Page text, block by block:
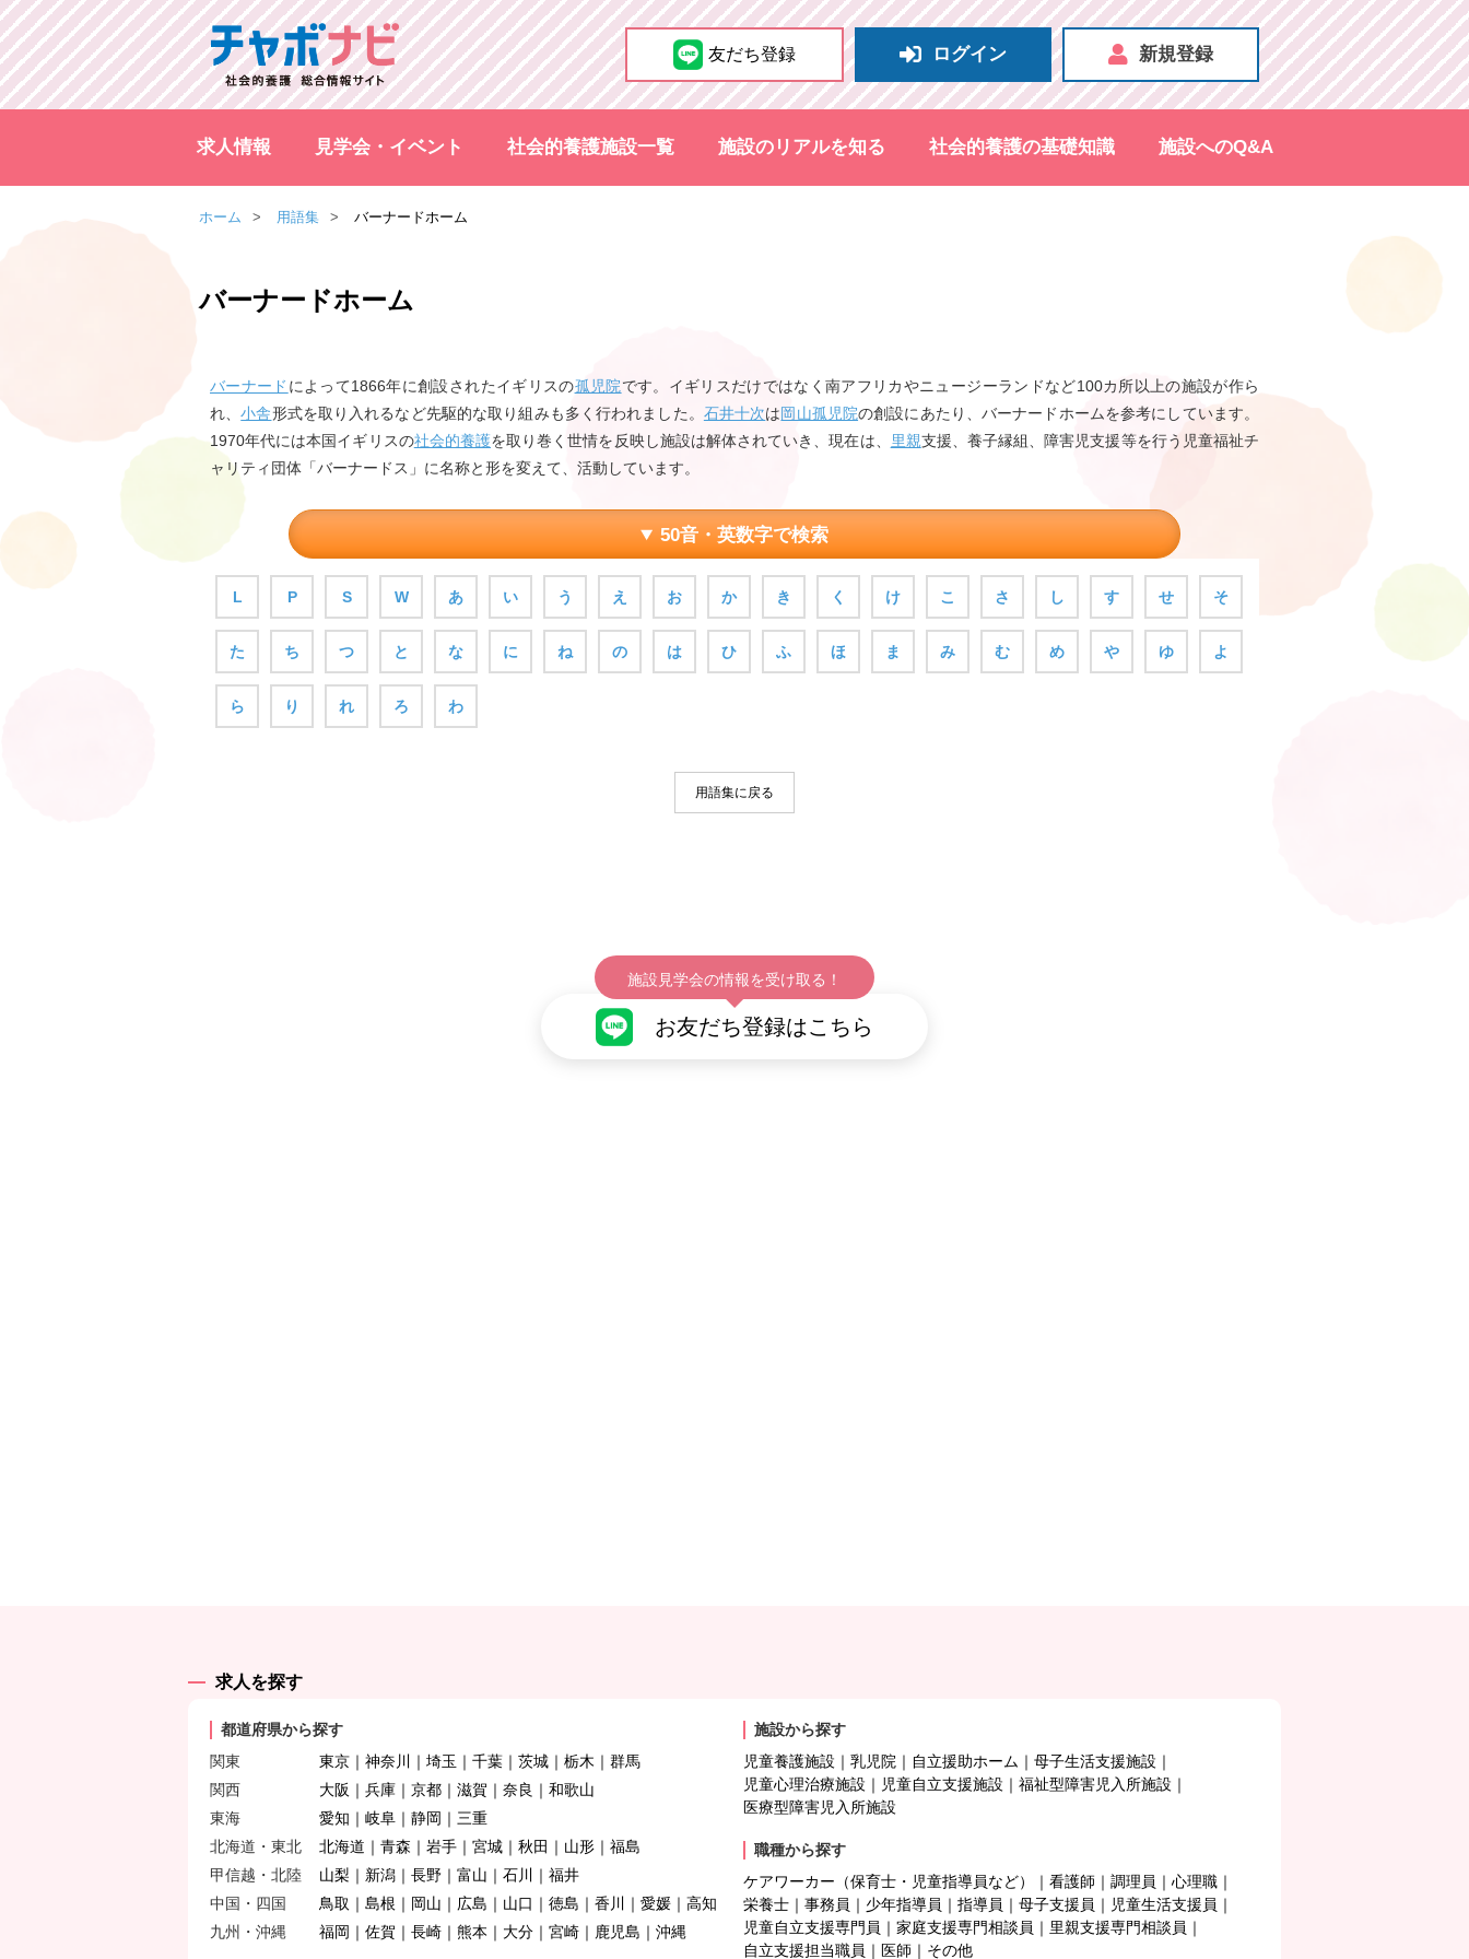
友だち登録 ログイン 新規登録
求人情報 見学会・イベント 社会的養護施設一覧 施設のリアルを知る 社会的養護の基礎知識 施設へのQ&A
ホーム 用語集 バーナードホーム
バーナードホーム
バーナード によって1866年に創設されたイギリスの孤児院です。イギリスだけではなく南アフリカやニュージーランドなど100カ所以上の施設が作ら
れ、小舎形式を取り入れるなど先駆的な取り組みも多く行われました。 石井十次は岡山孤児院の創設にあたり、バーナードホームを参考にしています。
1970年代には本国イギリスの社会的養護を取り巻く世情を反映し施設は解体されていき、現在は、 里親支援、養子縁組、障害児支援等を行う児童福祉チ
ャリティ団体「バーナードス」に名称と形を変えて、活動しています。
50音・英数字で検索
L P S W あ い う え お か き く け こ さ し す せ そ
た ち つ と な に ね の は ひ ふ ほ ま み む め や ゆ よ
ら り れ ろ わ
用語集に戻る
施設見学会の情報を受け取る！
お友だち登録はこちら
求人を探す
都道府県から探す
関東
東京 神奈川 埼玉 千葉 茨城 栃木
群馬
関西
大阪 兵庫 京都 滋賀 奈良
和歌山
東海
愛知 岐阜 静岡
三重
北海道・東北
北海道 青森 岩手 宮城 秋田 山形
福島
甲信越・北陸
山梨 新潟 長野 富山 石川
福井
中国・四国
鳥取 島根 岡山 広島 山口 徳島 香川 愛媛
高知
九州・沖縄
福岡 佐賀 長崎 熊本 大分 宮崎 鹿児島 沖縄
施設から探す
児童養護施設
乳児院 自立援助ホーム
母子生活支援施設
児童心理治療施設
児童自立支援施設
福祉型障害児入所施設
医療型障害児入所施設
職種から探す
ケアワーカー（保育士・児童指導員など）
看護師 調理員
心理職
栄養士
事務員 少年指導員 指導員 母子支援員
児童生活支援員
児童自立支援専門員
家庭支援専門相談員
里親支援専門相談員
自立支援担当職員
医師 その他